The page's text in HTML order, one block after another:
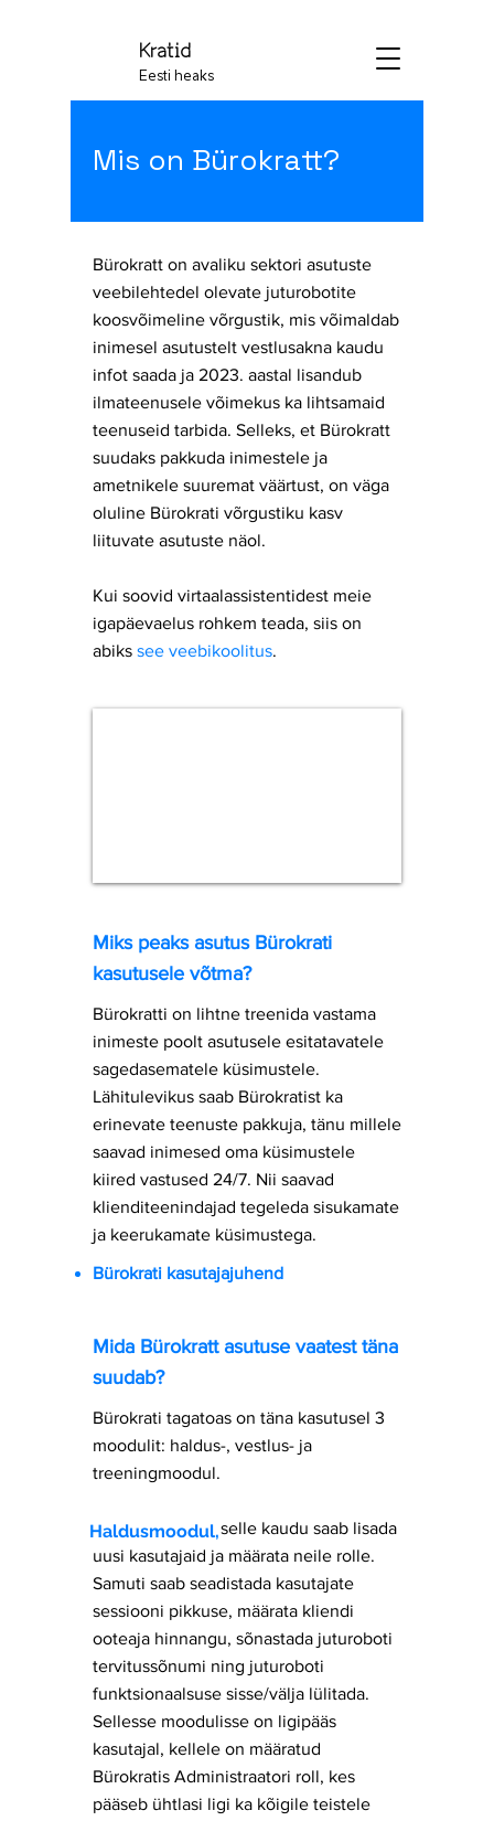
Kratid
Eesti heaks
Mis on Bürokratt?
Bürokratt on avaliku sektori asutuste
veebilehtedel olevate juturobotite
koosvõimeline võrgustik, mis võimaldab
inimesel asutustelt vestlusakna kaudu
infot saada ja 2023. aastal lisandub
ilmateenusele võimekus ka lihtsamaid
teenuseid tarbida. Selleks, et Bürokratt
suudaks pakkuda inimestele ja
ametnikele suuremat väärtust, on väga
oluline Bürokrati võrgustiku kasv
liituvate asutuste näol.
Kui soovid virtaalassistentidest meie
igapäevaelus rohkem teada, siis on
abiks see veebikoolitus.
Miks peaks asutus Bürokrati
kasutusele võtma?
Bürokratti on lihtne treenida vastama
inimeste poolt asutusele esitatavatele
sagedasematele küsimustele.
Lähitulevikus saab Bürokratist ka
erinevate teenuste pakkuja, tänu millele
saavad inimesed oma küsimustele
kiired vastused 24/7. Nii saavad
klienditeenindajad tegeleda sisukamate
ja keerukamate küsimustega.
Bürokrati kasutajajuhend
Mida Bürokratt asutuse vaatest täna
suudab?
Bürokrati tagatoas on täna kasutusel 3
moodulit: haldus-, vestlus- ja
treeningmoodul.
selle kaudu saab lisada
uusi kasutajaid ja määrata neile rolle.
Samuti saab seadistada kasutajate
sessiooni pikkuse, määrata kliendi
ooteaja hinnangu, sõnastada juturoboti
tervitussõnumi ning juturoboti
funktsionaalsuse sisse/välja lülitada.
Sellesse moodulisse on ligipääs
kasutajal, kellele on määratud
Bürokratis Administraatori roll, kes
pääseb ühtlasi ligi ka kõigile teistele
Haldusmoodul,